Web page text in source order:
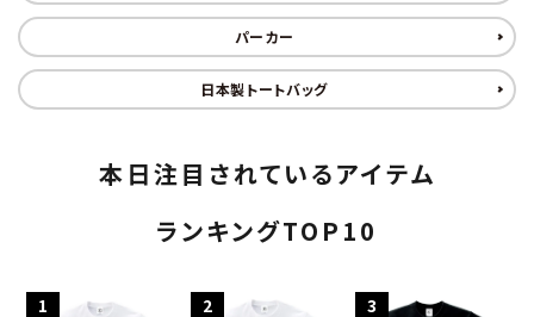
パーカー
日本製トートバッグ
本日注目されているアイテム
ランキングTOP10
1 2 3